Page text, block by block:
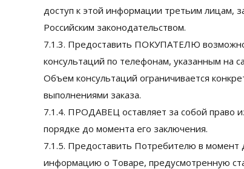
доступ к этой информации третьим лицам,
Российским законодательством.
7.1.3. Предоставить ПОКУПАТЕЛЮ
консультаций по телефонам, указанным на
Объем консультаций ограничивается
выполнениями заказа.
7.1.4. ПРОДАВЕЦ оставляет за собой право
порядке до момента его заключения.
7.1.5. Предоставить Потребителю в момент
информацию о Товаре, предусмотренную